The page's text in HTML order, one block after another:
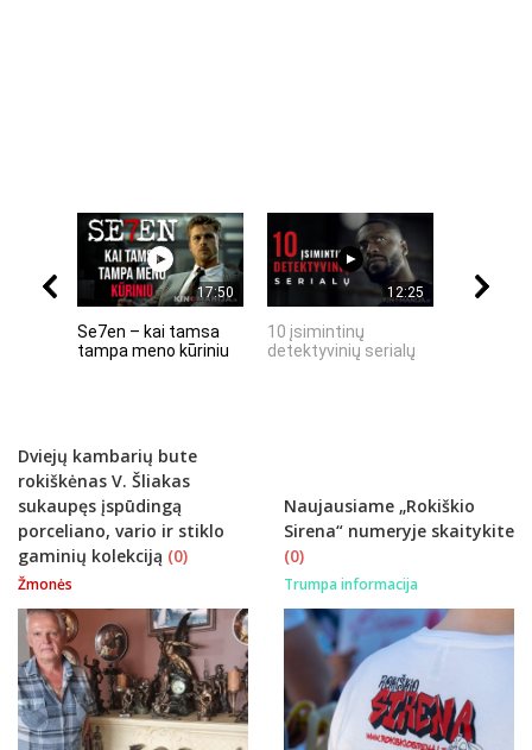
17:50
Se7en – kai tamsa
tampa meno kūriniu
12:25
10 įsimintinų
detektyvinių serialų
Dviejų kambarių bute
rokiškėnas V. Šliakas
sukaupęs įspūdingą
porceliano, vario ir stiklo
gaminių kolekciją (0)
Žmonės
Naujausiame „Rokiškio
Sirena“ numeryje skaitykite
(0)
Trumpa informacija